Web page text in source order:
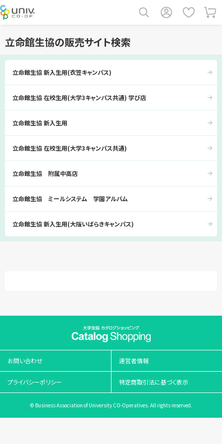
立命館生協の販売サイト検索
立命館生協 新入生用(衣笠キャンパス)
立命館生協 在校生用(大学3キャンパス共通) 学び店
立命館生協 新入生用
立命館生協 在校生用(大学3キャンパス共通)
立命館生協 附属中高店
立命館生協 ミールシステム 学園アルバム
立命館生協 新入生用(大阪いばらきキャンパス)
お問い合わせ 運営者情報
プライバシーポリシー 特定商取引法に基づく表示
© Business Association of University CO-Operatives. All rights reserved.